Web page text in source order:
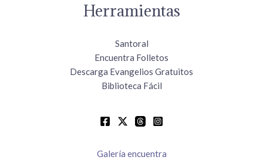
Herramientas
Santoral
Encuentra Folletos
Descarga Evangelios Gratuitos
Biblioteca Fácil
Galería encuentra